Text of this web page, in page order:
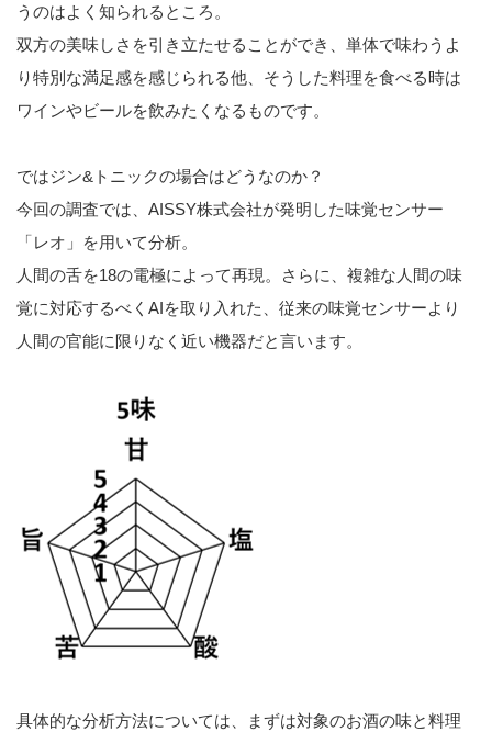
うのはよく知られるところ。
双方の美味しさを引き立たせることができ、単体で味わうよ
り特別な満足感を感じられる他、そうした料理を食べる時は
ワインやビールを飲みたくなるものです。
ではジン&トニックの場合はどうなのか？
今回の調査では、AISSY株式会社が発明した味覚センサー
「レオ」を用いて分析。
人間の舌を18の電極によって再現。さらに、複雑な人間の味
覚に対応するべくAIを取り入れた、従来の味覚センサーより
人間の官能に限りなく近い機器だと言います。
具体的な分析方法については、まずは対象のお酒の味と料理